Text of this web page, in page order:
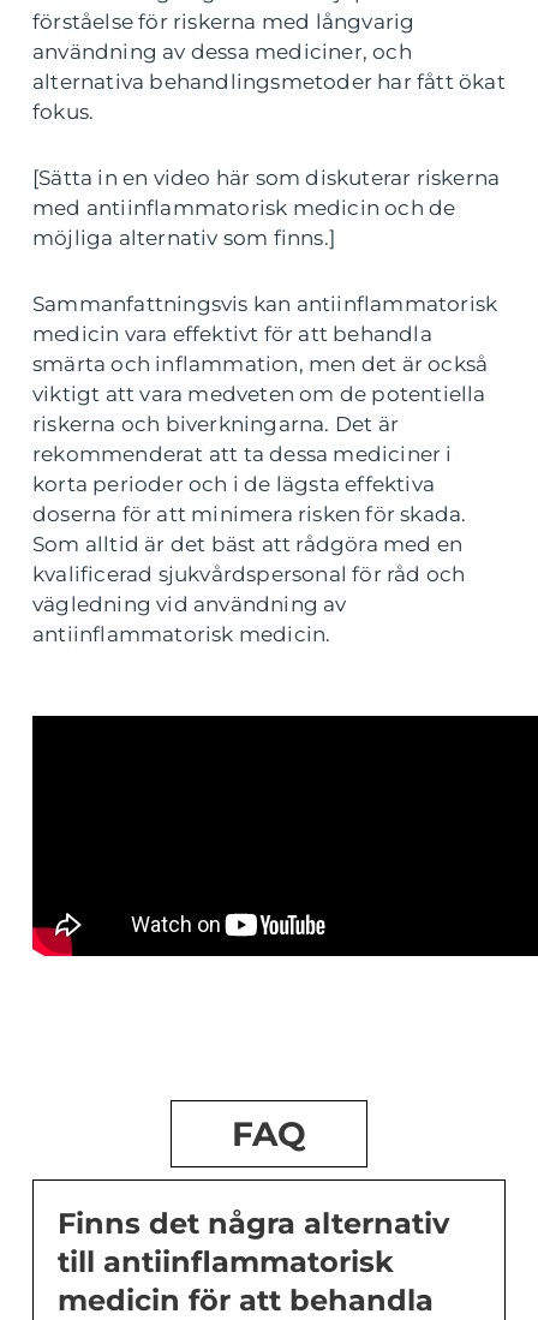
förståelse för riskerna med långvarig
användning av dessa mediciner, och
alternativa behandlingsmetoder har fått ökat
fokus.
[Sätta in en video här som diskuterar riskerna
med antiinflammatorisk medicin och de
möjliga alternativ som finns.]
Sammanfattningsvis kan antiinflammatorisk
medicin vara effektivt för att behandla
smärta och inflammation, men det är också
viktigt att vara medveten om de potentiella
riskerna och biverkningarna. Det är
rekommenderat att ta dessa mediciner i
korta perioder och i de lägsta effektiva
doserna för att minimera risken för skada.
Som alltid är det bäst att rådgöra med en
kvalificerad sjukvårdspersonal för råd och
vägledning vid användning av
antiinflammatorisk medicin.
FAQ
Finns det några alternativ
till antiinflammatorisk
medicin för att behandla